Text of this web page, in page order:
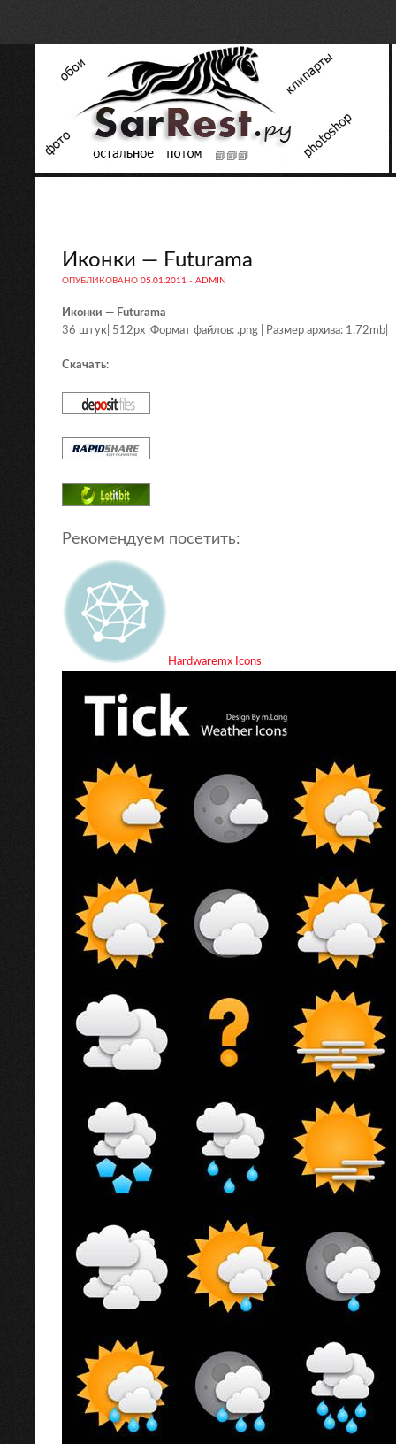
Иконки — Futurama
ОПУБЛИКОВАНО 05.01.2011 - ADMIN
Иконки — Futurama
36 штук| 512px |Формат файлов: .png | Размер архива: 1.72mb|
Скачать:
Рекомендуем посетить:
Hardwaremx Icons